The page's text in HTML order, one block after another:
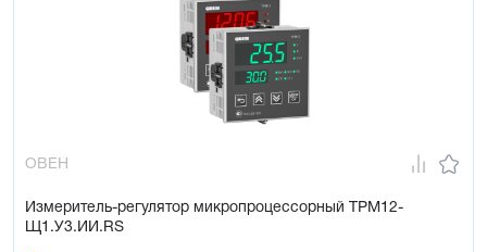
ОВЕН
Измеритель-регулятор микропроцессорный ТРМ12-
Щ1.У3.ИИ.RS